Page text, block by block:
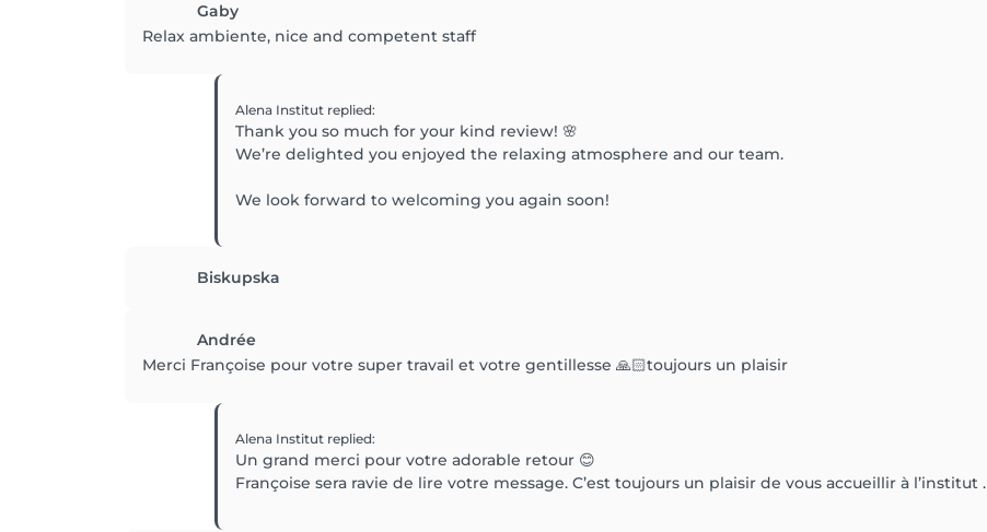
Gaby
Relax ambiente, nice and competent staff
Alena Institut replied:
Thank you so much for your kind review! 🌸
We’re delighted you enjoyed the relaxing atmosphere and our team.
We look forward to welcoming you again soon!
Biskupska
Andrée
Merci Françoise pour votre super travail et votre gentillesse 🙏🏻toujours un plaisir
Alena Institut replied:
Un grand merci pour votre adorable retour 😊
Françoise sera ravie de lire votre message. C’est toujours un plaisir de vous accueillir à l’institut .